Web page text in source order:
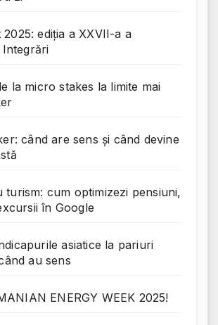
2025: ediția a XXVII-a a
Integrări
la micro stakes la limite mai
când are sens și când devine
turism: cum optimizezi pensiuni,
în Google
asiatice la pariuri
au sens
ENERGY WEEK 2025!